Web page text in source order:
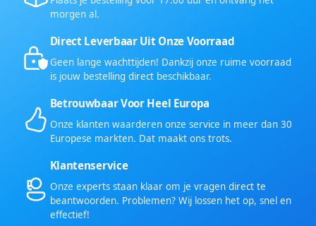
morgen al.
Direct Leverbaar Uit Onze Voorraad
Geen lange wachttijden! Dankzij onze ruime voorraad
is jouw bestelling direct beschikbaar.
Betrouwbaar Voor Heel Europa
Onze klanten waarderen onze service in meer dan 30
Europese markten. Dat maakt ons trots.
Klantenservice
Onze experts staan klaar om je vragen direct te
beantwoorden. Problemen? Wij lossen het op, snel en
effectief!